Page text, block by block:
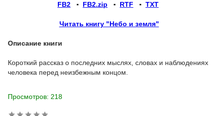
FB2 ▪ FB2.zip ▪ RTF ▪ TXT
Читать книгу "Небо и земля"
Описание книги
Короткий рассказ о последних мыслях, словах и наблюдениях
человека перед неизбежным концом.
Просмотров: 218